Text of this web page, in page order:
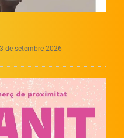
de setembre 2026